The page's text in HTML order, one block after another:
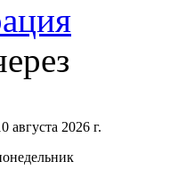
августа 2026 г.